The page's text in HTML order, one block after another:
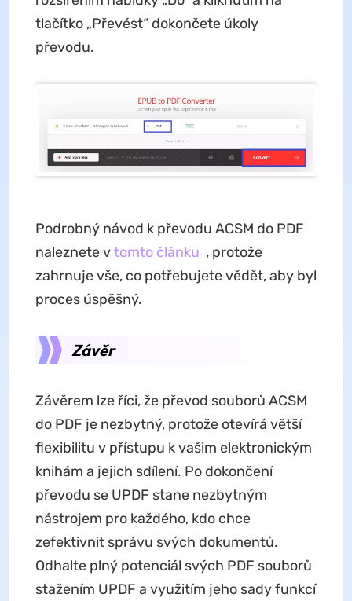
tlačítko „Převést“ dokončete úkoly
převodu.
Podrobný návod k převodu ACSM do PDF
naleznete vtomto článku , protože
zahrnuje vše, co potřebujete vědět, aby byl
proces úspěšný.
Závěr
Závěrem lze říci, že převod souborů ACSM
do PDF je nezbytný, protože otevírá větší
flexibilitu v přístupu k vašim elektronickým
knihám a jejich sdílení. Po dokončení
převodu se UPDF stane nezbytným
nástrojem pro každého, kdo chce
zefektivnit správu svých dokumentů.
Odhalte plný potenciál svých PDF souborů
stažením UPDF a využitím jeho sady funkcí